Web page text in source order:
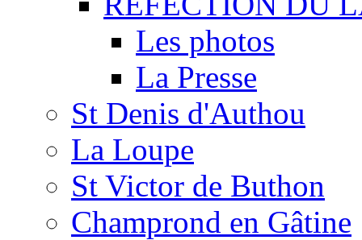
Les photos
La Presse
St Denis d'Authou
La Loupe
St Victor de Buthon
Champrond en Gâtine